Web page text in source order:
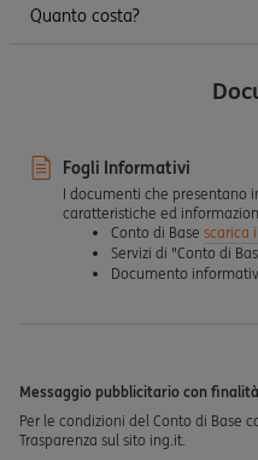
Quanto costa?
Fogli Informativi
I documenti che presentano
caratteristiche ed
Conto di Base scarica
Servizi di "Conto di
Documento
Messaggio pubblicitario con
Per le condizioni del Conto di Base
Trasparenza sul sito ing.it.